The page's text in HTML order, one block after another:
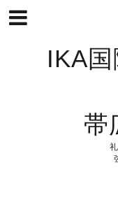
IKA
帯